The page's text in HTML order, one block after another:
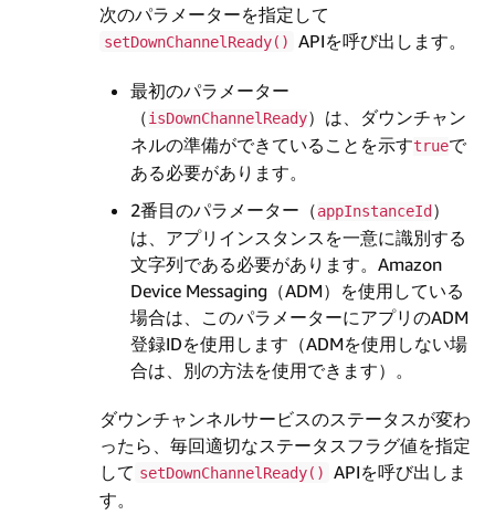
次のパラメーターを指定して
setDownChannelReady() APIを呼び出します。
最初のパラメーター
（isDownChannelReady）は、ダウンチャン
ネルの準備ができていることを示すtrueで
ある必要があります。
2番目のパラメーター（appInstanceId ）
は、アプリインスタンスを一意に識別する
文字列である必要があります。Amazon
Device Messaging（ADM）を使用している
場合は、このパラメーターにアプリのADM
登録IDを使用します（ADMを使用しない場
合は、別の方法を使用できます）。
ダウンチャンネルサービスのステータスが変わ
ったら、毎回適切なステータスフラグ値を指定
して setDownChannelReady()
APIを呼び出しま
す。